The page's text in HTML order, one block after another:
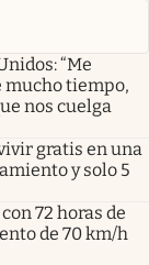
“Me
mucho tiempo,
nos cuelga
gratis en una
y solo 5
72 horas de
de 70 km/h
pestañapestaña
en nueva pestaña